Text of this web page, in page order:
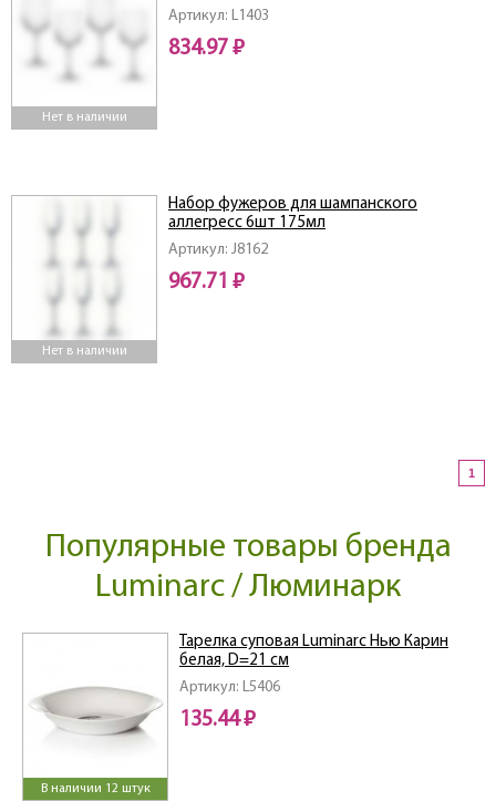
Нет в наличии
Артикул: L1403
834.97 ₽
Нет в наличии
Артикул: J8162
Набор фужеров для шампанского
аллегресс 6шт 175мл
967.71 ₽
1
Популярные товары бренда
Luminarc / Люминарк
В наличии 12 штук
Артикул: L5406
Тарелка суповая Luminarc Нью Карин
белая, D=21 см
135.44 ₽